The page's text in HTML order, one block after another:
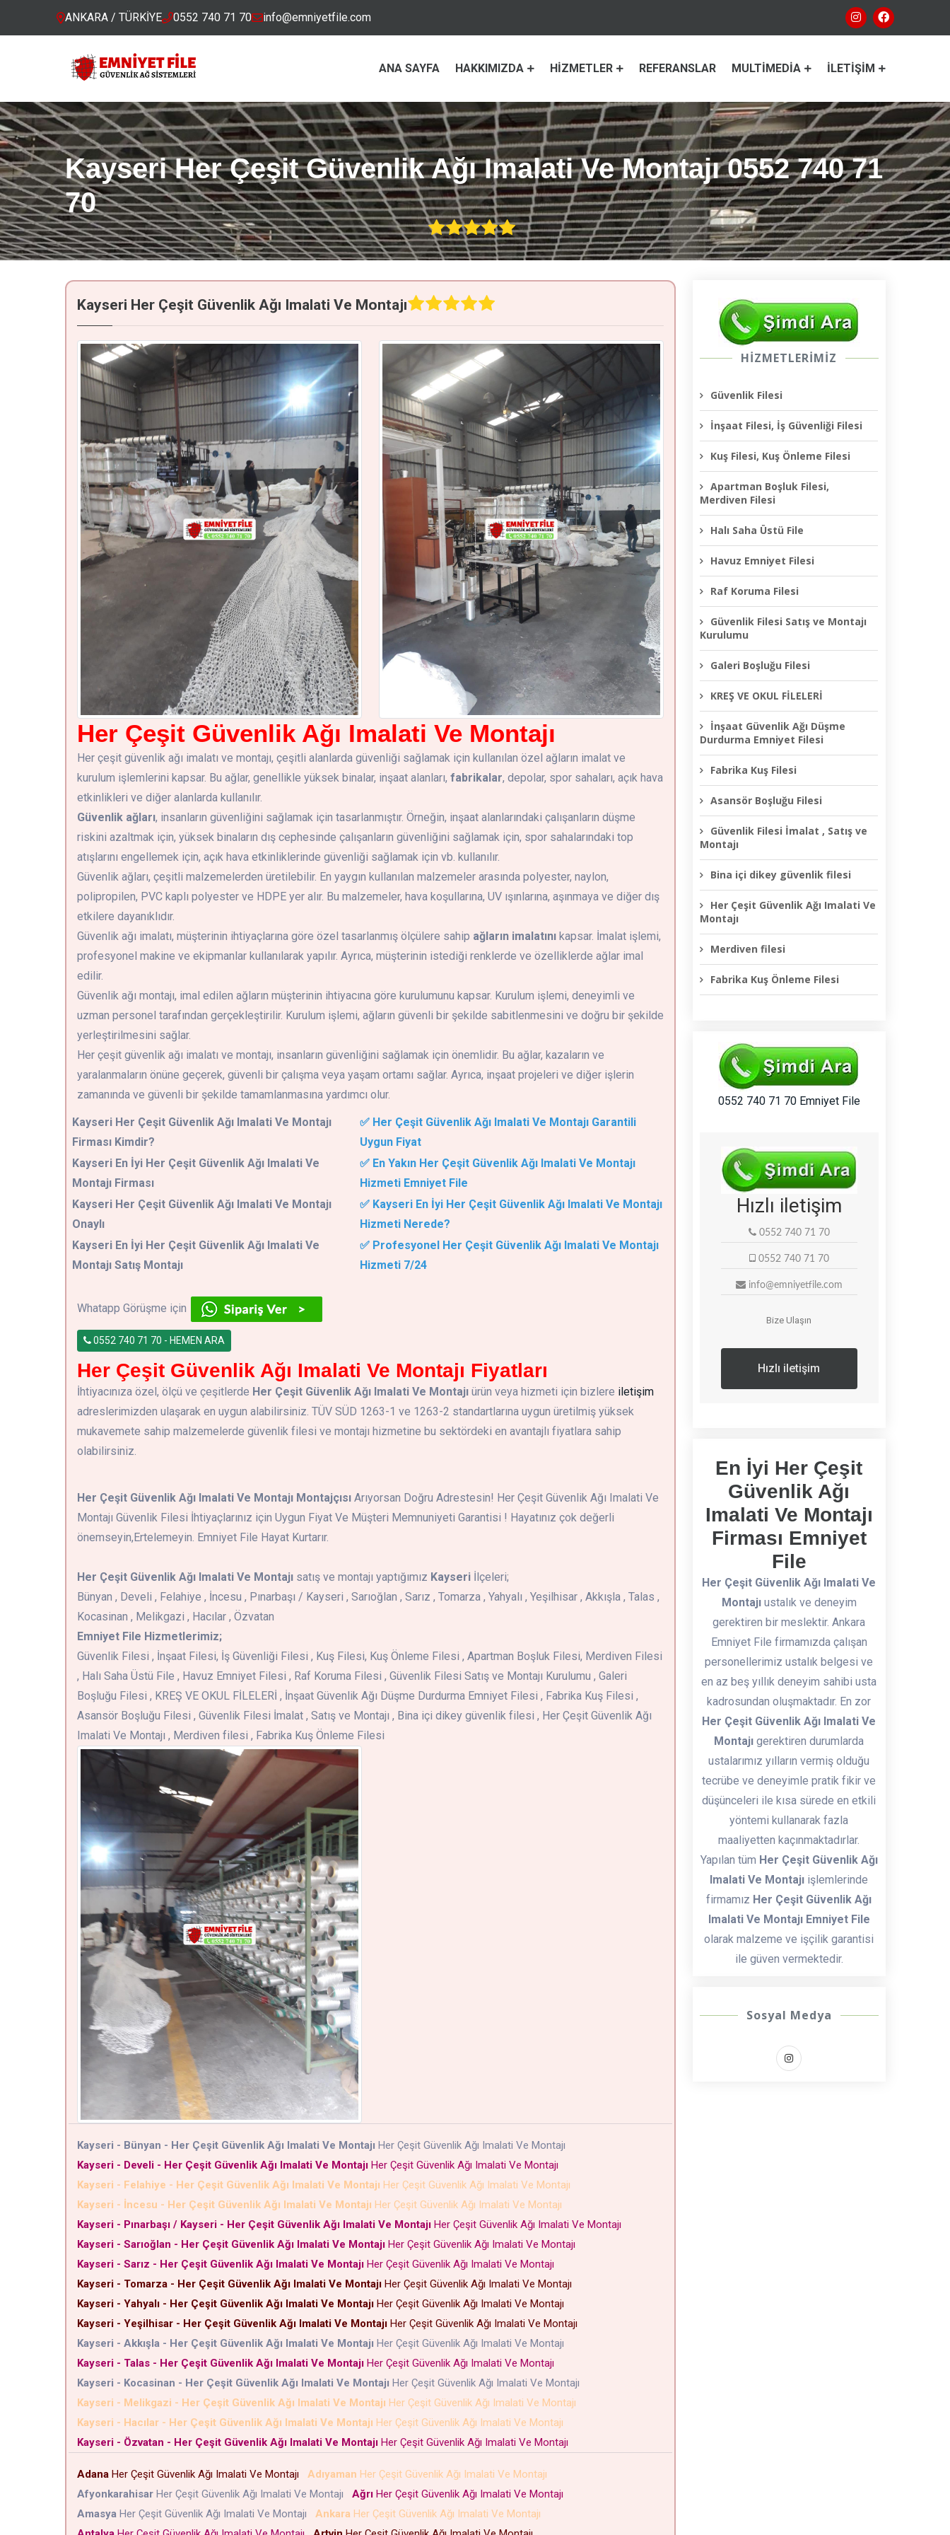
ANKARA / TÜRKİYE 0552 740 71 70 info@emniyetfile.com
ANA SAYFA HAKKIMIZDA HIZMETLER REFERANSLAR MULTIMEDIA İLETIŞIM
Kayseri Her Çeşit Güvenlik Ağı Imalati Ve Montajı 0552 740 71
70
Kayseri Her Çeşit Güvenlik Ağı Imalati Ve Montajı
Her Çeşit Güvenlik Ağı Imalati Ve Montajı
Her çeşit güvenlik ağı imalatı ve montajı, çeşitli alanlarda güvenliği sağlamak için kullanılan özel ağların imalat ve
kurulum işlemlerini kapsar. Bu ağlar, genellikle yüksek binalar, inşaat alanları, fabrikalar, depolar, spor sahaları, açık hava
etkinlikleri ve diğer alanlarda kullanılır.
Güvenlik ağları, insanların güvenliğini sağlamak için tasarlanmıştır. Örneğin, inşaat alanlarındaki çalışanların düşme
riskini azaltmak için, yüksek binaların dış cephesinde çalışanların güvenliğini sağlamak için, spor sahalarındaki top
atışlarını engellemek için, açık hava etkinliklerinde güvenliği sağlamak için vb. kullanılır.
Güvenlik ağları, çeşitli malzemelerden üretilebilir. En yaygın kullanılan malzemeler arasında polyester, naylon,
polipropilen, PVC kaplı polyester ve HDPE yer alır. Bu malzemeler, hava koşullarına, UV ışınlarına, aşınmaya ve diğer dış
etkilere dayanıklıdır.
Güvenlik ağı imalatı, müşterinin ihtiyaçlarına göre özel tasarlanmış ölçülere sahip ağların imalatınıkapsar. İmalat işlemi,
profesyonel makine ve ekipmanlar kullanılarak yapılır. Ayrıca, müşterinin istediği renklerde ve özelliklerde ağlar imal
edilir.
Güvenlik ağı montajı, imal edilen ağların müşterinin ihtiyacına göre kurulumunu kapsar. Kurulum işlemi, deneyimli ve
uzman personel tarafından gerçekleştirilir. Kurulum işlemi, ağların güvenli bir şekilde sabitlenmesini ve doğru bir şekilde
yerleştirilmesini sağlar.
Her çeşit güvenlik ağı imalatı ve montajı, insanların güvenliğini sağlamak için önemlidir. Bu ağlar, kazaların ve
yaralanmaların önüne geçerek, güvenli bir çalışma veya yaşam ortamı sağlar. Ayrıca, inşaat projeleri ve diğer işlerin
zamanında ve güvenli bir şekilde tamamlanmasına yardımcı olur.
Kayseri Her Çeşit Güvenlik Ağı Imalati Ve Montajı
Firması Kimdir?
✅ Her Çeşit Güvenlik Ağı Imalati Ve Montajı Garantili
Uygun Fiyat
Kayseri En İyi Her Çeşit Güvenlik Ağı Imalati Ve
Montajı Firması
✅ En Yakın Her Çeşit Güvenlik Ağı Imalati Ve Montajı
Hizmeti Emniyet File
Kayseri Her Çeşit Güvenlik Ağı Imalati Ve Montajı
Onaylı
✅ Kayseri En İyi Her Çeşit Güvenlik Ağı Imalati Ve Montajı
Hizmeti Nerede?
Kayseri En İyi Her Çeşit Güvenlik Ağı Imalati Ve
Montajı Satış Montajı
✅ Profesyonel Her Çeşit Güvenlik Ağı Imalati Ve Montajı
Hizmeti 7/24
Whatapp Görüşme için
0552 740 71 70 - HEMEN ARA
Her Çeşit Güvenlik Ağı Imalati Ve Montajı Fiyatları
İhtiyacınıza özel, ölçü ve çeşitlerde Her Çeşit Güvenlik Ağı Imalati Ve Montajıürün veya hizmeti için bizlere iletişim
adreslerimizden ulaşarak en uygun alabilirsiniz. TÜV SÜD 1263-1 ve 1263-2 standartlarına uygun üretilmiş yüksek
mukavemete sahip malzemelerde güvenlik filesi ve montajı hizmetine bu sektördeki en avantajlı fiyatlara sahip
olabilirsiniz.
Her Çeşit Güvenlik Ağı Imalati Ve Montajı MontajçısıArıyorsan Doğru Adrestesin! Her Çeşit Güvenlik Ağı Imalati Ve
Montajı Güvenlik Filesi İhtiyaçlarınız için Uygun Fiyat Ve Müşteri Memnuniyeti Garantisi ! Hayatınız çok değerli
önemseyin,Ertelemeyin. Emniyet File Hayat Kurtarır.
Her Çeşit Güvenlik Ağı Imalati Ve Montajısatış ve montajı yaptığımız Kayseriİlçeleri;
Bünyan , Develi , Felahiye , İncesu , Pınarbaşı / Kayseri , Sarıoğlan , Sarız , Tomarza , Yahyalı , Yeşilhisar , Akkışla , Talas ,
Kocasinan , Melikgazi , Hacılar , Özvatan
Emniyet File Hizmetlerimiz;
Güvenlik Filesi , İnşaat Filesi, İş Güvenliği Filesi , Kuş Filesi, Kuş Önleme Filesi , Apartman Boşluk Filesi, Merdiven Filesi
, Halı Saha Üstü File , Havuz Emniyet Filesi , Raf Koruma Filesi , Güvenlik Filesi Satış ve Montajı Kurulumu , Galeri
Boşluğu Filesi , KREŞ VE OKUL FİLELERİ , İnşaat Güvenlik Ağı Düşme Durdurma Emniyet Filesi , Fabrika Kuş Filesi ,
Asansör Boşluğu Filesi , Güvenlik Filesi İmalat , Satış ve Montajı , Bina içi dikey güvenlik filesi , Her Çeşit Güvenlik Ağı
Imalati Ve Montajı , Merdiven filesi , Fabrika Kuş Önleme Filesi
Kayseri - Bünyan - Her Çeşit Güvenlik Ağı Imalati Ve Montajı Her Çeşit Güvenlik Ağı Imalati Ve Montajı
Kayseri - Develi - Her Çeşit Güvenlik Ağı Imalati Ve MontajıHer Çeşit Güvenlik Ağı Imalati Ve Montajı
Kayseri - Felahiye - Her Çeşit Güvenlik Ağı Imalati Ve Montajı Her Çeşit Güvenlik Ağı Imalati Ve Montajı
Kayseri - İncesu - Her Çeşit Güvenlik Ağı Imalati Ve Montajı Her Çeşit Güvenlik Ağı Imalati Ve Montajı
Kayseri - Pınarbaşı / Kayseri - Her Çeşit Güvenlik Ağı Imalati Ve MontajıHer Çeşit Güvenlik Ağı Imalati Ve Montajı
Kayseri - Sarıoğlan - Her Çeşit Güvenlik Ağı Imalati Ve MontajıHer Çeşit Güvenlik Ağı Imalati Ve Montajı
Kayseri - Sarız - Her Çeşit Güvenlik Ağı Imalati Ve MontajıHer Çeşit Güvenlik Ağı Imalati Ve Montajı
Kayseri - Tomarza - Her Çeşit Güvenlik Ağı Imalati Ve MontajıHer Çeşit Güvenlik Ağı Imalati Ve Montajı
Kayseri - Yahyalı - Her Çeşit Güvenlik Ağı Imalati Ve MontajıHer Çeşit Güvenlik Ağı Imalati Ve Montajı
Kayseri - Yeşilhisar - Her Çeşit Güvenlik Ağı Imalati Ve MontajıHer Çeşit Güvenlik Ağı Imalati Ve Montajı
Kayseri - Akkışla - Her Çeşit Güvenlik Ağı Imalati Ve Montajı Her Çeşit Güvenlik Ağı Imalati Ve Montajı
Kayseri - Talas - Her Çeşit Güvenlik Ağı Imalati Ve MontajıHer Çeşit Güvenlik Ağı Imalati Ve Montajı
Kayseri - Kocasinan - Her Çeşit Güvenlik Ağı Imalati Ve Montajı Her Çeşit Güvenlik Ağı Imalati Ve Montajı
Kayseri - Melikgazi - Her Çeşit Güvenlik Ağı Imalati Ve Montajı Her Çeşit Güvenlik Ağı Imalati Ve Montajı
Kayseri - Hacılar - Her Çeşit Güvenlik Ağı Imalati Ve Montajı Her Çeşit Güvenlik Ağı Imalati Ve Montajı
Kayseri - Özvatan - Her Çeşit Güvenlik Ağı Imalati Ve MontajıHer Çeşit Güvenlik Ağı Imalati Ve Montajı
AdanaHer Çeşit Güvenlik Ağı Imalati Ve Montajı Adıyaman Her Çeşit Güvenlik Ağı Imalati Ve Montajı
AfyonkarahisarHer Çeşit Güvenlik Ağı Imalati Ve Montajı AğrıHer Çeşit Güvenlik Ağı Imalati Ve Montajı
AmasyaHer Çeşit Güvenlik Ağı Imalati Ve Montajı Ankara Her Çeşit Güvenlik Ağı Imalati Ve Montajı
HİZMETLERİMİZ
Güvenlik Filesi
İnşaat Filesi, İş Güvenliği Filesi
Kuş Filesi, Kuş Önleme Filesi
Apartman Boşluk Filesi,
Merdiven Filesi
Halı Saha Üstü File
Havuz Emniyet Filesi
Raf Koruma Filesi
Güvenlik Filesi Satış ve Montajı
Kurulumu
Galeri Boşluğu Filesi
KREŞ VE OKUL FİLELERİ
İnşaat Güvenlik Ağı Düşme
Durdurma Emniyet Filesi
Fabrika Kuş Filesi
Asansör Boşluğu Filesi
Güvenlik Filesi İmalat , Satış ve
Montajı
Bina içi dikey güvenlik filesi
Her Çeşit Güvenlik Ağı Imalati Ve
Montajı
Merdiven filesi
Fabrika Kuş Önleme Filesi
0552 740 71 70 Emniyet File
Hızlı iletişim
0552 740 71 70
0552 740 71 70
info@emniyetfile.com
Bize Ulaşın
Hızlı iletişim
En İyi Her Çeşit
Güvenlik Ağı
Imalati Ve Montajı
Firması Emniyet
File
Her Çeşit Güvenlik Ağı Imalati Ve
Montajıustalık ve deneyim
gerektiren bir meslektir. Ankara
Emniyet File firmamızda çalışan
personellerimiz ustalık belgesi ve
en az beş yıllık deneyim sahibi usta
kadrosundan oluşmaktadır. En zor
Her Çeşit Güvenlik Ağı Imalati Ve
Montajı gerektiren durumlarda
ustalarımız yılların vermiş olduğu
tecrübe ve deneyimle pratik fikir ve
düşünceleri ile kısa sürede en etkili
yöntemi kullanarak fazla
maaliyetten kaçınmaktadırlar.
Yapılan tüm Her Çeşit Güvenlik Ağı
Imalati Ve Montajı işlemlerinde
firmamız Her Çeşit Güvenlik Ağı
Imalati Ve Montajı Emniyet File
olarak malzeme ve işçilik garantisi
ile güven vermektedir.
Sosyal Medya